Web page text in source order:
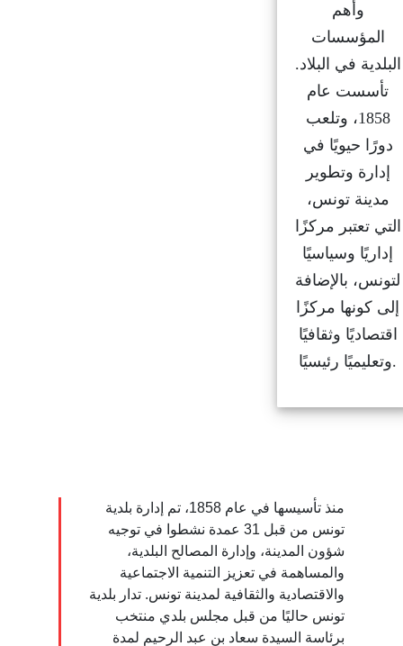
وأهم
المؤسسات
البلدية في البلاد.
تأسست عام
1858، وتلعب
دورًا حيويًا في
إدارة وتطوير
مدينة تونس،
التي تعتبر مركزًا
إداريًا وسياسيًا
لتونس، بالإضافة
إلى كونها مركزًا
اقتصاديًا وثقافيًا
وتعليميًا رئيسيًا.
منذ تأسيسها في عام 1858، تم إدارة بلدية
تونس من قبل 31 عمدة نشطوا في توجيه
شؤون المدينة، وإدارة المصالح البلدية،
والمساهمة في تعزيز التنمية الاجتماعية
والاقتصادية والثقافية لمدينة تونس. تدار بلدية
تونس حاليًا من قبل مجلس بلدي منتخب
برئاسة السيدة سعاد بن عبد الرحيم لمدة